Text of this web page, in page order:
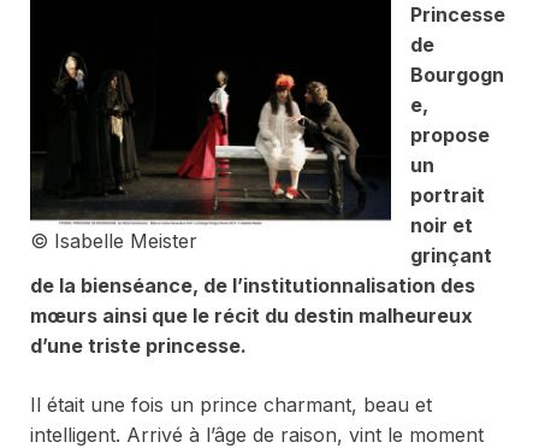
© Isabelle Meister
Princesse
de
Bourgogn
e,
propose
un
portrait
noir et
grinçant
de la bienséance, de l’institutionnalisation des
mœurs ainsi que le récit du destin malheureux
d’une triste princesse.
Il était une fois un prince charmant, beau et
intelligent. Arrivé à l’âge de raison, vint le moment